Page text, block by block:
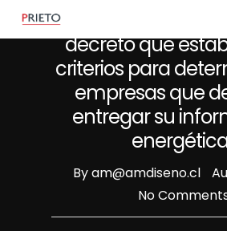
Ministerio de
decreto que
criterios para
empresas que
entregar su
Byam@amdiseno.cl
No